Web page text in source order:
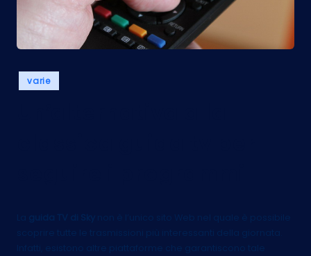
Posted
in
varie
guida TV di Sky
non è l’unico sito Web nel quale è possibile
scoprire tutte le trasmissioni più interessanti della giornata.
Infatti, esistono altre piattaforme che garantiscono tale